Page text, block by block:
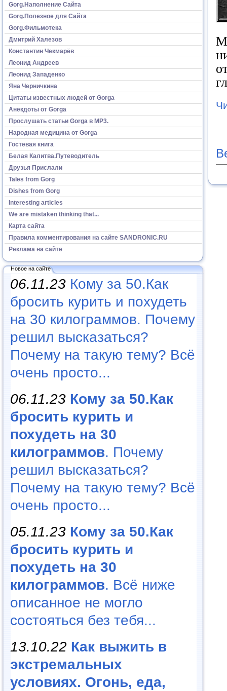
Gorg.Наполнение Сайта
Gorg.Полезное для Сайта
Gorg.Фильмотека
Дмитрий Халезов
Константин Чекмарёв
Леонид Андреев
Леонид Западенко
Яна Черничкина
Цитаты известных людей от Gorga
Анекдоты от Gorga
Прослушать статьи Gorga в МР3.
Народная медицина от Gorga
Гостевая книга
Белая Калитва.Путеводитель
Друзья Прислали
Tales from Gorg
Dishes from Gorg
Interesting articles
We are mistaken thinking that...
Карта сайта
Правила комментирования на сайте SANDRONIC.RU
Реклама на сайте
Новое на сайте
06.11.23 Кому за 50.Как
бросить курить и похудеть
на 30 килограммов. Почему
решил высказаться?
Почему на такую тему? Всё
очень просто...
06.11.23 Кому за 50.Как
бросить курить и
похудеть на 30
килограммов. Почему
решил высказаться?
Почему на такую тему? Всё
очень просто...
05.11.23 Кому за 50.Как
бросить курить и
похудеть на 30
килограммов. Всё ниже
описанное не могло
состояться без тебя...
13.10.22 Как выжить в
экстремальных
условиях. Огонь, еда,